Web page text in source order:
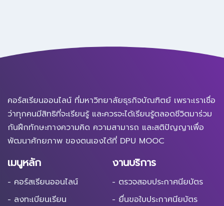
คอร์สเรียนออนไลน์ ที่มหาวิทยาลัยธุรกิจบัณฑิตย์ เพราะเราเชื่อ
ว่าทุกคนมีสิทธิที่จะเรียนรู้ และควรจะได้เรียนรู้ตลอดชีวิตมาร่วม
กันฝึกทักษะทางความคิด ความสามารถ และสติปัญญาเพื่อ
พัฒนาศักยภาพ ของตนเองได้ที่ DPU MOOC
เมนูหลัก
- คอร์สเรียนออนไลน์
- ลงทะเบียนเรียน
งานบริการ
- ตรวจสอบประกาศนียบัตร
- ยื่นขอใบประกาศนียบัตร